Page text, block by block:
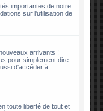
importantes de notre
sur l'utilisation de
arrivants !
pour simplement dire
d'accéder à
toute liberté de tout et